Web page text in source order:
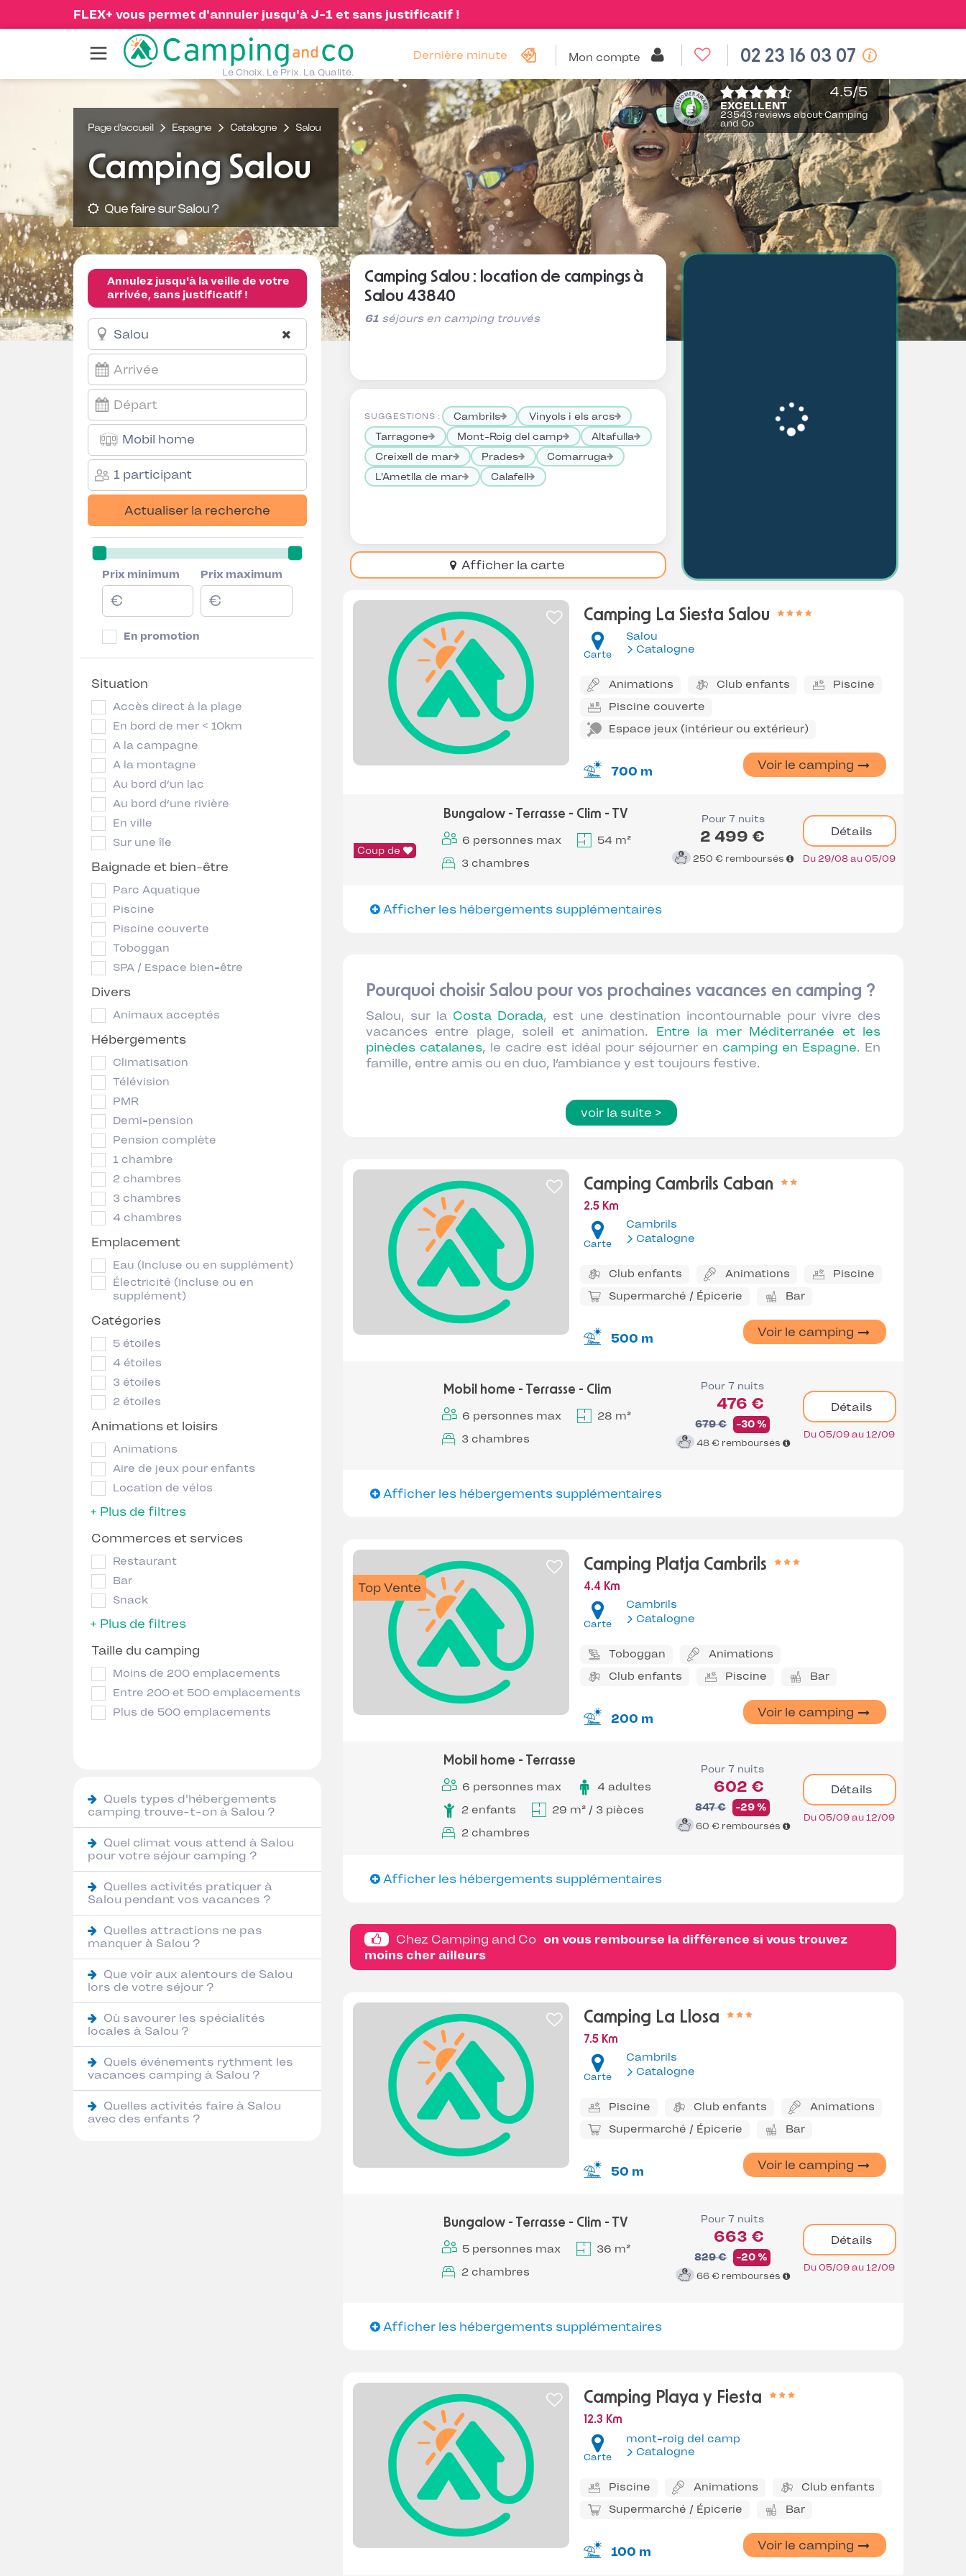
FLEX+ vous permet d'annuler jusqu'à J-1 et sans justificatif !
Le Choix. Le Prix. La Qualité.
Dernière minute Mon compte 02 23 16 03 07
EXCELLENT
4.5/5
23543 reviews about Camping
and Co
Page d'accueil Espagne Catalogne Salou
Camping Salou
Que faire sur Salou ?
Annulez jusqu'à la veille de votre
arrivée, sans justificatif !
Mobil home
1 participant
Actualiser la recherche
Prix minimum Prix maximum
En promotion
Situation
Accès direct à la plage
En bord de mer < 10km
A la campagne
A la montagne
Au bord d’un lac
Au bord d’une rivière
En ville
Sur une île
Baignade et bien-être
Parc Aquatique
Piscine
Piscine couverte
Toboggan
SPA / Espace bien-être
Divers
Animaux acceptés
Hébergements
Climatisation
Télévision
PMR
Demi-pension
Pension complète
1 chambre
2 chambres
3 chambres
4 chambres
Emplacement
Eau (Incluse ou en supplément)
Électricité (Incluse ou en
supplément)
Catégories
5 étoiles
4 étoiles
3 étoiles
2 étoiles
Animations et loisirs
Animations
Aire de jeux pour enfants
Location de vélos
+ Plus de filtres
Commerces et services
Restaurant
Bar
Snack
+ Plus de filtres
Taille du camping
Moins de 200 emplacements
Entre 200 et 500 emplacements
Plus de 500 emplacements
Quels types d'hébergements
camping trouve-t-on à Salou ?
Quel climat vous attend à Salou
pour votre séjour camping ?
Quelles activités pratiquer à
Salou pendant vos vacances ?
Quelles attractions ne pas
manquer à Salou ?
Que voir aux alentours de Salou
lors de votre séjour ?
Où savourer les spécialités
locales à Salou ?
Quels événements rythment les
vacances camping à Salou ?
Quelles activités faire à Salou
avec des enfants ?
Camping Salou : location de campings à
Salou 43840
61séjours en camping trouvés
SUGGESTIONS : Cambrils
Vinyols i els arcs
Tarragone
Mont-Roig del camp
Altafulla
Creixell de mar
Prades
Comarruga
L'Ametlla de mar
Calafell
Afficher la carte
Camping La Siesta Salou
Carte
Salou
Catalogne
Animations Club enfants
Piscine
Piscine couverte
Espace jeux (intérieur ou extérieur)
700 m Voir le camping
Coup de
Bungalow - Terrasse - Clim - TV
6 personnes max
54 m²
3 chambres
Pour 7 nuits
2 499 €
250 € remboursés
Détails
Du 29/08 au 05/09
Afficher les hébergements supplémentaires
Pourquoi choisir Salou pour vos prochaines vacances en camping ?
Salou, sur la Costa Dorada, est une destination incontournable pour vivre des
vacances entre plage, soleil et animation. Entre la mer Méditerranée et les
pinèdes catalanes, le cadre est idéal pour séjourner en camping en Espagne. En
famille, entre amis ou en duo, l’ambiance y est toujours festive.
voir la suite >
Camping Cambrils Caban
2.5 Km
Carte
Cambrils
Catalogne
Club enfants Animations
Piscine
Supermarché / Épicerie
Bar
500 m Voir le camping
Mobil home - Terrasse - Clim
6 personnes max
28 m²
3 chambres
Pour 7 nuits
476 €
679 € -30 %
48 € remboursés
Détails
Du 05/09 au 12/09
Afficher les hébergements supplémentaires
Top Vente
Camping Platja Cambrils
4.4 Km
Carte
Cambrils
Catalogne
Toboggan
Animations
Club enfants
Piscine Bar
200 m Voir le camping
Mobil home - Terrasse
6 personnes max
4 adultes
2 enfants
29 m² / 3 pièces
2 chambres
Pour 7 nuits
602 €
847 € -29 %
60 € remboursés
Détails
Du 05/09 au 12/09
Afficher les hébergements supplémentaires
Chez Camping and Co on vous rembourse la différence si vous trouvez
moins cher ailleurs
Camping La Llosa
7.5 Km
Carte
Cambrils
Catalogne
Piscine Club enfants
Animations
Supermarché / Épicerie
Bar
50 m Voir le camping
Bungalow - Terrasse - Clim - TV
5 personnes max
36 m²
2 chambres
Pour 7 nuits
663 €
829 € -20 %
66 € remboursés
Détails
Du 05/09 au 12/09
Afficher les hébergements supplémentaires
Camping Playa y Fiesta
12.3 Km
Carte
mont-roig del camp
Catalogne
Piscine Animations
Club enfants
Supermarché / Épicerie
Bar
100 m Voir le camping